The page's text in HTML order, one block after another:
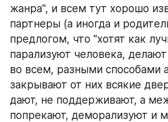
жанра", и всем тут хорошо
партнеры (а иногда и
предлогом, что "хотят как
парализуют человека,
во всем, разными способами
закрывают от них всякие
дают, не поддерживают, а
попрекают, деморализуют и